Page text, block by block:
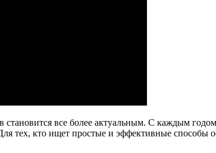
все более актуальным. С каждым
тех, кто ищет простые и эффективные способы